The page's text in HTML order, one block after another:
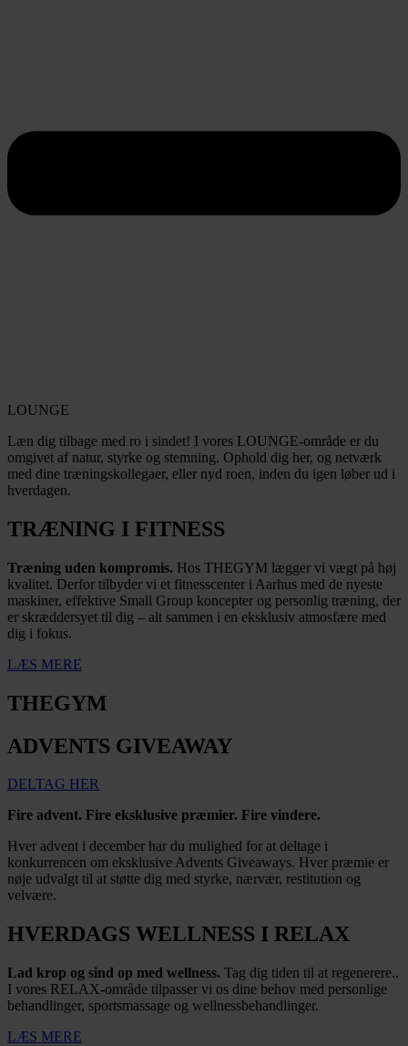
LOUNGE
Læn dig tilbage med ro i sindet! I vores LOUNGE-område er du
omgivet af natur, styrke og stemning. Ophold dig her, og netværk
med dine træningskollegaer, eller nyd roen, inden du igen løber ud i
hverdagen.
TRÆNING I FITNESS
Træning uden kompromis. Hos THEGYM lægger vi vægt på høj
kvalitet. Derfor tilbyder vi et fitnesscenter i Aarhus med de nyeste
maskiner, effektive Small Group koncepter og personlig træning, der
er skræddersyet til dig – alt sammen i en eksklusiv atmosfære med
dig i fokus.
LÆS MERE
THEGYM
ADVENTS GIVEAWAY
DELTAG HER
Fire advent. Fire eksklusive præmier. Fire vindere.
Hver advent i december har du mulighed for at deltage i
konkurrencen om eksklusive Advents Giveaways. Hver præmie er
nøje udvalgt til at støtte dig med styrke, nærvær, restitution og
velvære.
HVERDAGS WELLNESS I RELAX
Lad krop og sind op med wellness. Tag dig tiden til at regenerere..
I vores RELAX-område tilpasser vi os dine behov med personlige
behandlinger, sportsmassage og wellnessbehandlinger.
LÆS MERE